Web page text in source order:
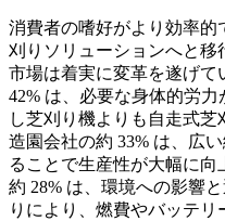
消費者の嗜好がより効率
刈りソリューションへと
市場は着実に変革を遂げて
42% は、必要な身体的労
し芝刈り機よりも自走式芝
造園会社の約 33% は、広
ることで生産性が大幅に
約 28% は、環境への影響
りにより、燃費やバッテリ